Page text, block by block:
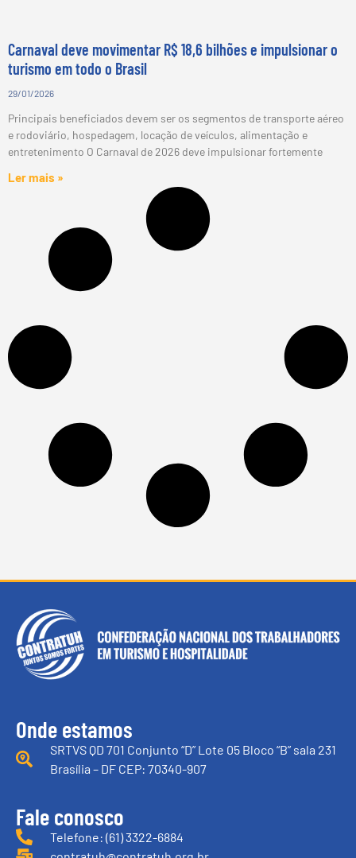
Carnaval deve movimentar R$ 18,6 bilhões e impulsionar o
turismo em todo o Brasil
29/01/2026
Principais beneficiados devem ser os segmentos de transporte aéreo
e rodoviário, hospedagem, locação de veículos, alimentação e
entretenimento O Carnaval de 2026 deve impulsionar fortemente
Ler mais »
Onde estamos
SRTVS QD 701 Conjunto “D” Lote 05 Bloco “B” sala 231
Brasília – DF CEP: 70340-907
Fale conosco
Telefone: (61) 3322-6884